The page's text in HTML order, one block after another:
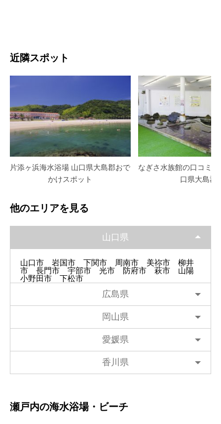
近隣スポット
片添ヶ浜海水浴場 山口県大島郡おで
かけスポット
なぎさ水族館の口コミ
口県大島郡
他のエリアを見る
山口県
山口市 岩国市 下関市 周南市 美祢市
柳井
市
長門市 宇部市 光市 防府市 萩市
山陽
小野田市
下松市
広島県
岡山県
愛媛県
香川県
瀬戸内の海水浴場・ビーチ